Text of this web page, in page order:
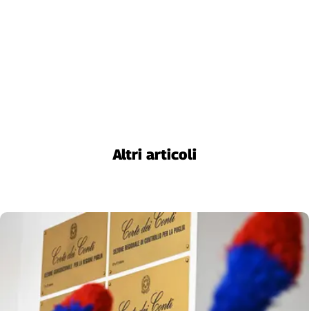
Veneto
Archivio
Storico
1955-
Altri articoli